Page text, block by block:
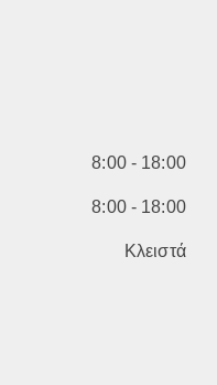
8:00 - 18:00
8:00 - 18:00
Κλειστά